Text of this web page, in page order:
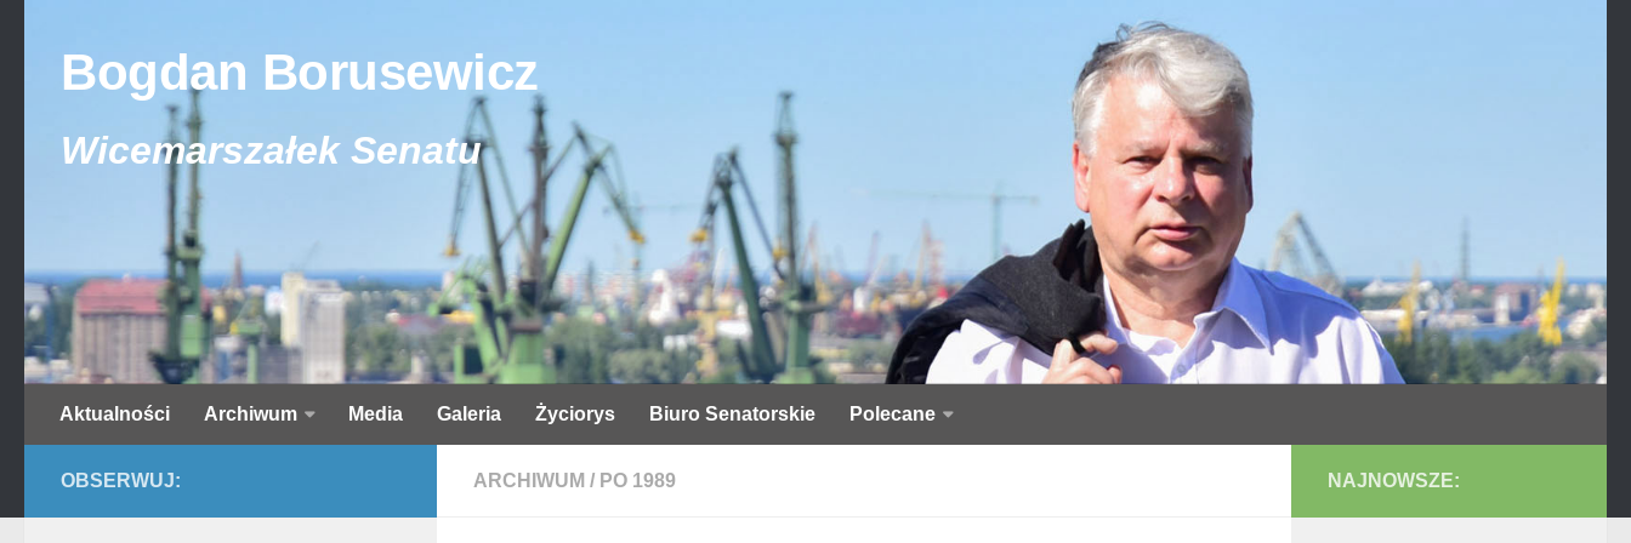
Bogdan Borusewicz
Wicemarszałek Senatu
Aktualności Archiwum Media Galeria Życiorys Biuro Senatorskie Polecane
ARCHIWUM / PO 1989
OBSERWUJ: NAJNOWSZE: